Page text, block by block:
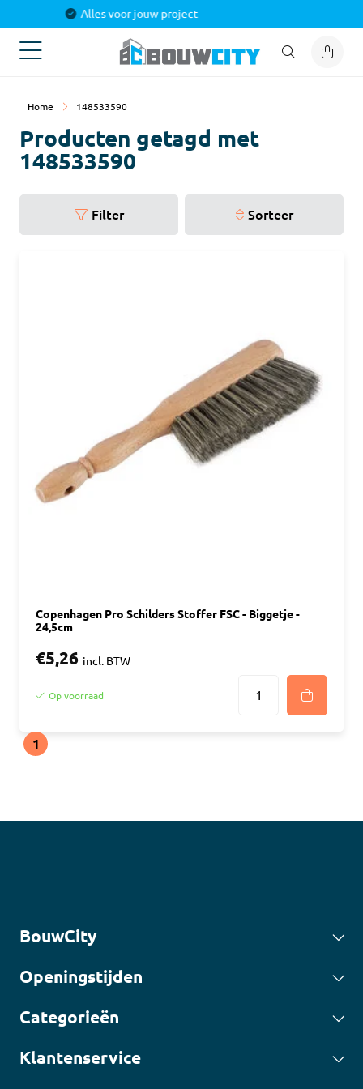
Alles voor jouw project
Home 148533590
Producten getagd met
148533590
Filter Sorteer
Copenhagen Pro Schilders Stoffer FSC - Biggetje -
24,5cm
€5,26 incl. BTW
Op voorraad
1
BouwCity
Openingstijden
Categorieën
Klantenservice